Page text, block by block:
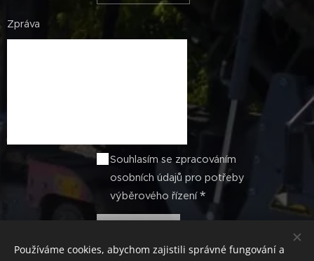
Zpráva
Souhlasím se zpracováním
osobních údajů pro potřeby
výběrového řízení
Používáme cookies, abychom zajistili správné fungování a